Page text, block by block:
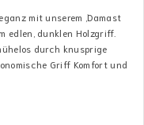
mit unserem ‚Damast
edlen, dunklen Holzgriff.
durch knusprige
Griff Komfort und